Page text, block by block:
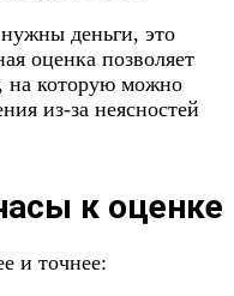
деньги, это
оценка позволяет
на которую можно
из-за неясностей
к оценке
и точнее: